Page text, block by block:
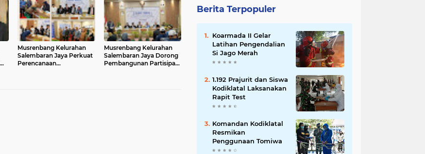
Telkom RT 004 RW 005
Musrenbang Kelurahan
Salembaran Jaya Perkuat
Perencanaan
Musrenbang Kelurahan
Salembaran Jaya Dorong
Pembangunan Partisipatif
Berita Terpopuler
Koarmada II Gelar
Latihan Pengendalian
Si Jago Merah
1.192 Prajurit dan Siswa
Kodiklatal Laksanakan
Rapit Test
Komandan Kodiklatal
Resmikan
Penggunaan Tomiwa